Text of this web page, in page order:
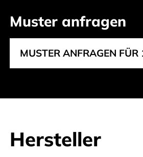
Muster anfragen
MUSTER ANFRAGEN FÜR
Hersteller